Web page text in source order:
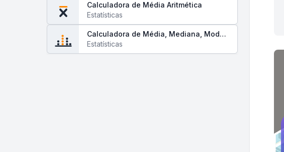
Calculadora de Média Aritmética
Estatísticas
Calculadora de Média, Mediana, Moda
e Amplitude
Estatísticas